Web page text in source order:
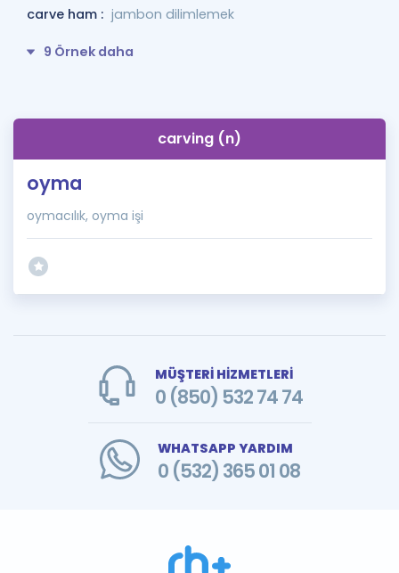
carve ham : jambon dilimlemek
9 Örnek daha
carving (n)
oyma
oymacılık, oyma işi
MÜŞTERİ HİZMETLERİ
0 (850) 532 74 74
WHATSAPP YARDIM
0 (532) 365 01 08